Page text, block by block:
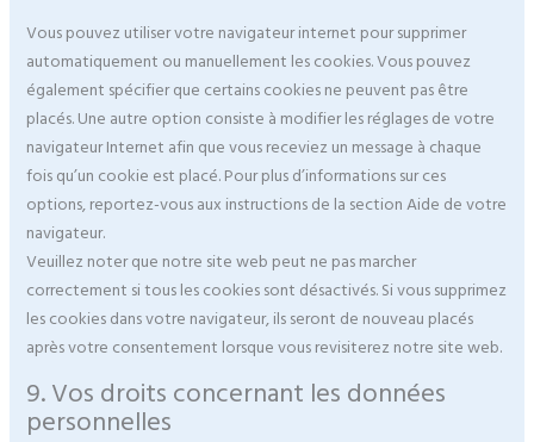
Vous pouvez utiliser votre navigateur internet pour supprimer
automatiquement ou manuellement les cookies. Vous pouvez
également spécifier que certains cookies ne peuvent pas être
placés. Une autre option consiste à modifier les réglages de votre
navigateur Internet afin que vous receviez un message à chaque
fois qu’un cookie est placé. Pour plus d’informations sur ces
options, reportez-vous aux instructions de la section Aide de votre
navigateur.
Veuillez noter que notre site web peut ne pas marcher
correctement si tous les cookies sont désactivés. Si vous supprimez
les cookies dans votre navigateur, ils seront de nouveau placés
après votre consentement lorsque vous revisiterez notre site web.
9. Vos droits concernant les données
personnelles